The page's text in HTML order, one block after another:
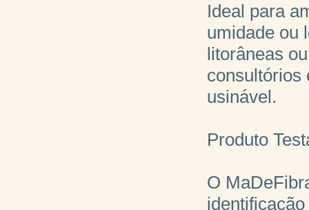
Ideal para
umidade ou
litorâneas
consultórios
usinável.
Produto
O